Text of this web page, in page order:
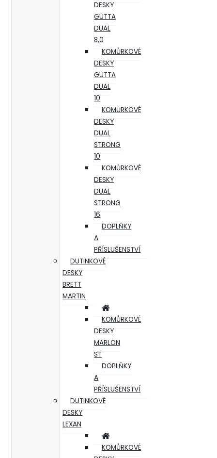
DESKY
GUTTA
DUAL
8,0
KOMŮRKOVÉ
DESKY
GUTTA
DUAL
10
KOMŮRKOVÉ
DESKY
DUAL
STRONG
10
KOMŮRKOVÉ
DESKY
DUAL
STRONG
16
DOPLŇKY
A
PŘÍSLUŠENSTVÍ
DUTINKOVÉ
DESKY
BRETT
MARTIN
KOMŮRKOVÉ
DESKY
MARLON
ST
DOPLŇKY
A
PŘÍSLUŠENSTVÍ
DUTINKOVÉ
DESKY
LEXAN
KOMŮRKOVÉ